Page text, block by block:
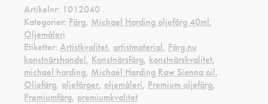
Artikelnr: 1012040
Kategorier: Färg, Michael Harding oljefärg 40ml,
Oljemåleri
Etiketter: Artistkvalitet, artistmaterial, Färg.nu
konstnärshandel, Konstnärsfärg, konstnärskvalitet,
michael harding, Michael Harding Raw Sienna oil,
Oljefärg, oljefärger, oljemåleri, Premium oljefärg,
Premiumfärg, premiumkvalitet